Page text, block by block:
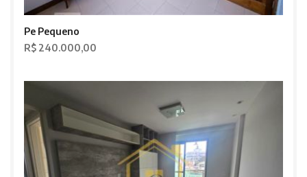
Pe Pequeno
R$ 240.000,00